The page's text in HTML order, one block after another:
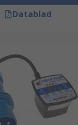
Datablad